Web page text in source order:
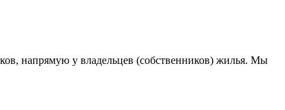
напрямую у владельцев (собственников) жилья. Мы